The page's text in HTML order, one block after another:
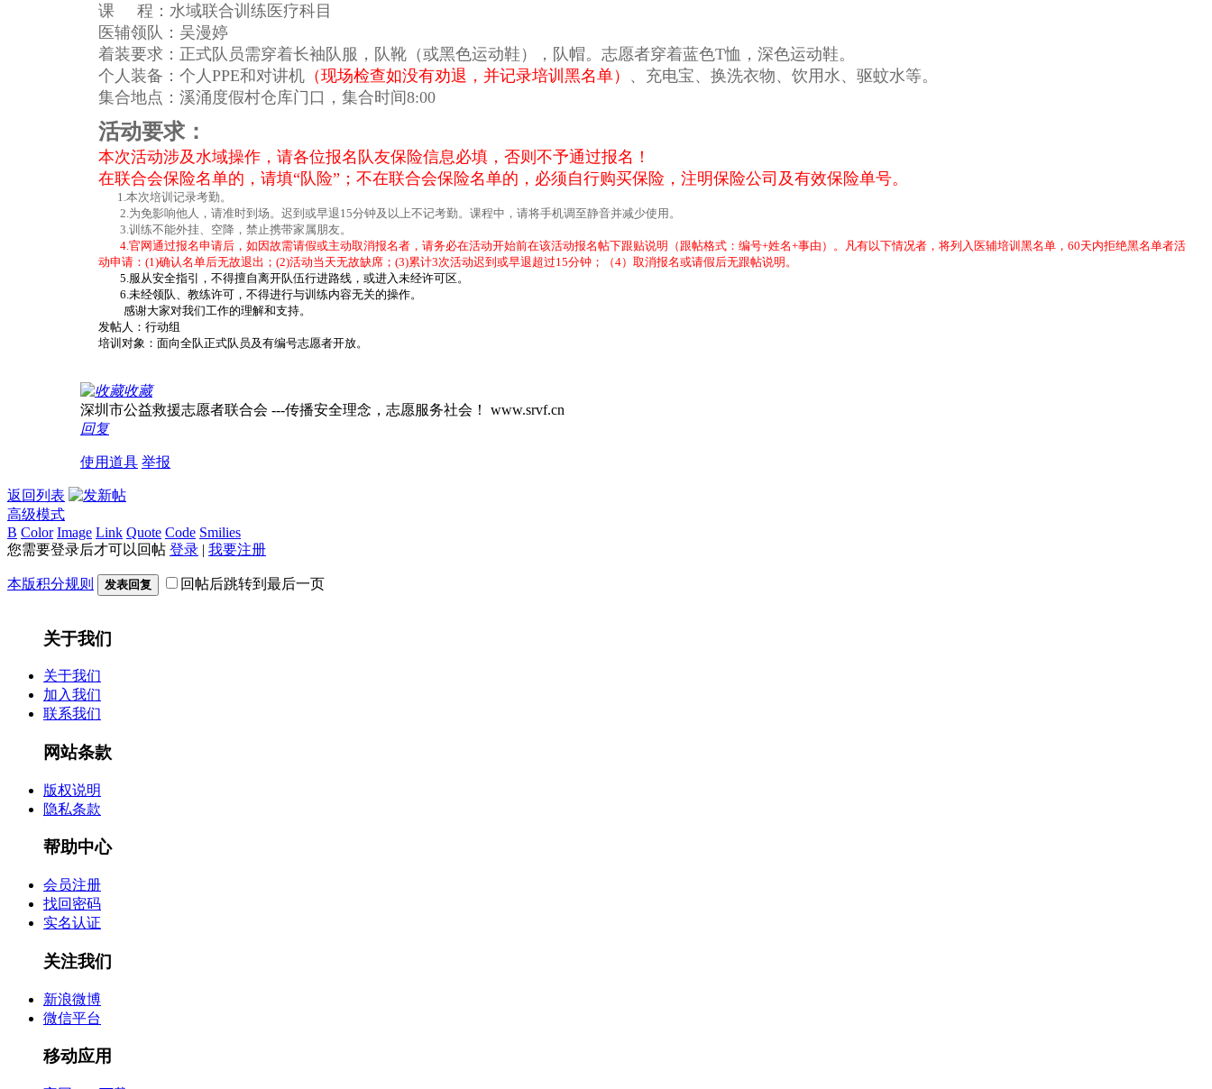
课
程： 水域联合训练医疗科目
医辅领队 ： 吴漫婷
着装要求：正式队员需穿着长袖队服，队靴（或黑色运动鞋），队帽。志愿者穿着蓝色T恤，深色运动鞋。
个人装备：个人 PPE和对讲机 （现场检查如没有劝退，并记录培训黑名单） 、充电宝、换洗衣物、饮用水、驱蚊水等。
集合地点： 溪涌度假村仓库门口，集合时间8:00
活动要求：
本次活动涉及水域操作，请各位报名队友保险信息必填，否则不予通过报名！
在联合会保险名单的，请填“队险”；不在联合会保险名单的，必须自行购买保险，注明保险公司及有效保险单号。
1. 本次培训记录考勤。
2 为免影响他人，请准时到场。迟到或早退15分钟及以上不记考勤。课程中，请将手机调至静音并减少使用。
3 训练不能外挂、空降，禁止携带家属朋友。
4. 官网通过报名申请后，如因故需请假或主动取消报名者，请务必在活动开始前在该活动报名帖下跟贴说明（跟帖格式：编号+姓名+事由）。凡有以下情况者，将列入医辅培训黑名单， 60天内拒绝黑名单者活
动申请： (1)确认名单后无故退出； (2)活动当天无故缺席； (3)累计3次活动迟到或早退超过15分钟；（4）取消报名或请假后无跟帖说明。
5. 服从安全指引，不得擅自离开队伍行进路线，或进入未经许可区。
6 未经领队、教练许可，不得进行与训练内容无关的操作。
感谢大家对我们工作的理解和支持。
发帖人： 行动组
培训对象：面向全队正式队员及有编号志愿者开放。
收藏
深圳市公益救援志愿者联合会 ---传播安全理念，志愿服务社会！ www.srvf.cn
回复
使用道具 举报
返回列表
高级模式
B Color Image Link Quote Code Smilies
您需要登录后才可以回帖 登录 | 我要注册
本版积分规则 发表回复 回帖后跳转到最后一页
关于我们
关于我们
加入我们
联系我们
网站条款
版权说明
隐私条款
帮助中心
会员注册
找回密码
实名认证
关注我们
新浪微博
微信平台
移动应用